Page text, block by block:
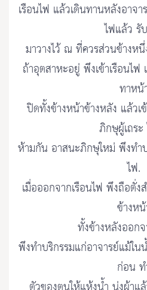
เรือนไฟ แล้วเดินทานหลังอาจ
ไฟแล้ว รั
มาวางไว้ ณ ที่ควรส่วนข้าง
ถ้าอุตสาหะอยู่ พึงเข้าเรือนไฟ
ทาหน้
ปิดทั้งข้างหน้าข้างหลัง แล้วเ
ภิกษุผู้เถร
ห้ามกัน อาสนะภิกษุใหม่ พึงทำ
ไฟ.
เมื่อออกจากเรือนไฟ พึงถือตั่
ข้างห
ทั้งข้างหลังออก
พึงทำบริกรรมแก่อาจารย์แม้ใ
ก่อน